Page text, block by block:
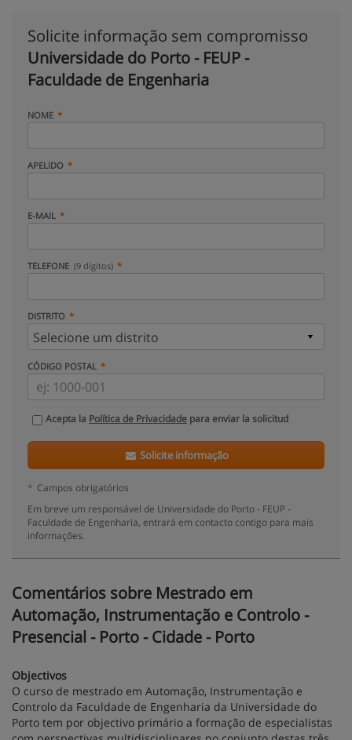
Solicite informação sem compromisso
Universidade do Porto - FEUP -
Faculdade de Engenharia
NOME
APELIDO
E-MAIL
TELEFONE (9 dígitos)
DISTRITO
CÓDIGO POSTAL
Acepta la Política de Privacidade para enviar la solicitud
Solicite informação
* Campos obrigatórios
Em breve um responsável de Universidade do Porto - FEUP -
Faculdade de Engenharia, entrará em contacto contigo para mais
informações.
Comentários sobre Mestrado em
Automação, Instrumentação e Controlo -
Presencial - Porto - Cidade - Porto
Objectivos
O curso de mestrado em Automação, Instrumentação e
Controlo da Faculdade de Engenharia da Universidade do
Porto tem por objectivo primário a formação de especialistas